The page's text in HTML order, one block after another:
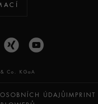
Co. KGaA
ÚDAJŮIMPRINT